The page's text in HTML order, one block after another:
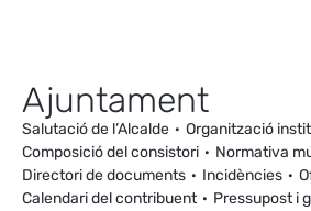
Ajuntament
Salutació de l’Alcalde Organització
Composició del consistori
Normativa
Directori de documents
Incidències
Calendari del contribuent
Pressupost i